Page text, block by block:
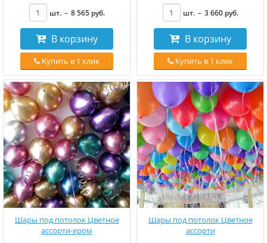
шт. – 8 565 руб.
В корзину
Купить в 1 клик
шт. – 3 660 руб.
В корзину
Купить в 1 клик
Шары под потолок Цветное
ассорти-хром
Шары под потолок Цветное
ассорти